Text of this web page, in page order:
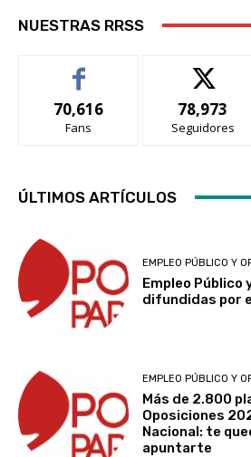
NUESTRAS RRSS
70,616
Fans
78,973
Seguidores
ÚLTIMOS ARTÍCULOS
EMPLEO PÚBLICO Y
Empleo Público
difundidas por
EMPLEO PÚBLICO Y
Más de 2.800
Oposiciones
Nacional: te
apuntarte